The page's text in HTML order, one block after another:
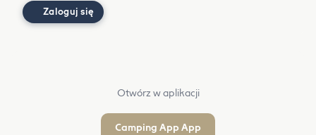
Zaloguj się
Otwórz w aplikacji
Camping App App